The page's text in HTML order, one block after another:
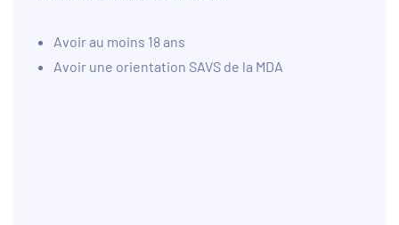
Avoir au moins 18 ans
Avoir une orientation SAVS de la MDA